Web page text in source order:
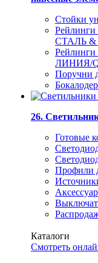
Стойки
Рейлинги
СТАЛЬ &
Рейлинги
ЛИНИЯ/
Поручни
26.
Готовые
Профили
Каталоги
Смотреть